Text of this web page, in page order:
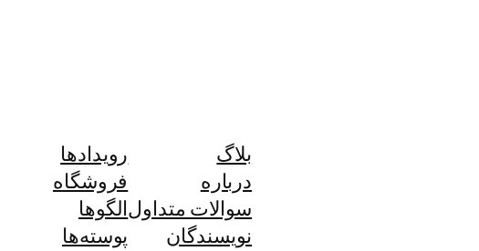
بلاگ
درباره
سوالات متداول
نویسندگان
رویدادها
فروشگاه
الگوها
پوسته‌ها